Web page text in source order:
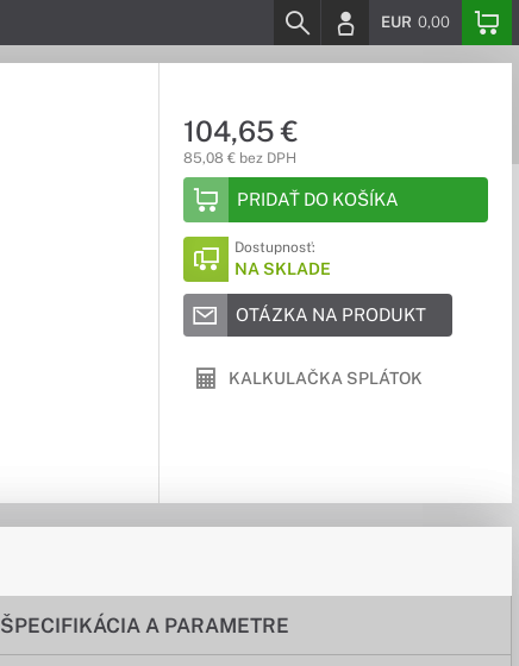
EUR 0,00
104,65 €
85,08 € bez DPH
PRIDAŤ DO KOŠÍKA
Dostupnosť:
NA SKLADE
OTÁZKA NA PRODUKT
KALKULAČKA SPLÁTOK
ŠPECIFIKÁCIA A PARAMETRE